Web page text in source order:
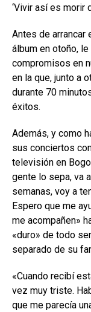
‘Vivir así es morir
Antes de arrancar
álbum en otoño,
compromisos en
en la que, junto a
durante 70
éxitos.
Además, y como
sus conciertos
televisión en
gente lo sepa, va
semanas, voy a
Espero que me
me acompañen»
«duro» de todo
separado de su
«Cuando recibí
vez muy triste.
que me parecía